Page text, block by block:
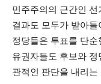
민주주의의 근간인
결과도 모두가 받아
정당들은 투표를 단
유권자들도 후보와
관적인 판단을 내리